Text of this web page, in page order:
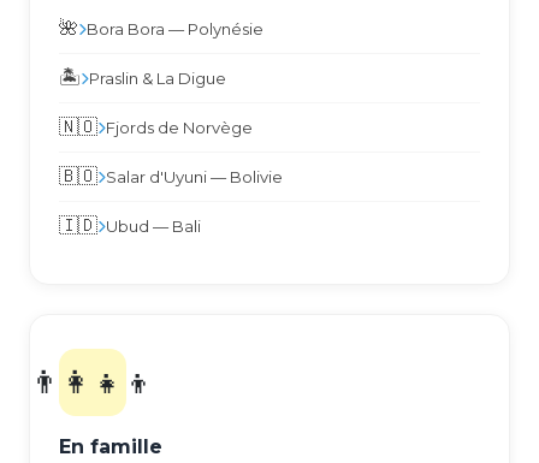
🌺 Bora Bora — Polynésie
🏝️ Praslin & La Digue
🇳🇴 Fjords de Norvège
🇧🇴 Salar d'Uyuni — Bolivie
🇮🇩 Ubud — Bali
👨‍👩‍👧‍👦
En famille